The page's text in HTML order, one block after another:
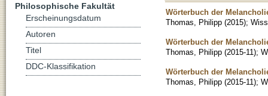
Wörterbuch der
Thomas, Philipp (2015);
Wörterbuch der
Thomas, Philipp (2015-11);
Wörterbuch der
Thomas, Philipp (2015-11);
Philosophische Fakultät
Erscheinungsdatum
Autoren
Titel
DDC-Klassifikation